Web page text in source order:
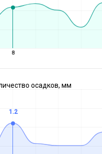
8
осадков, мм
1.2